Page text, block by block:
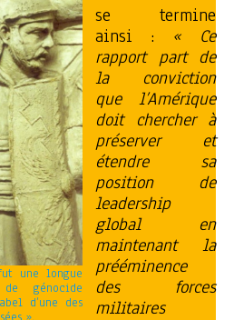
une longue
génocide
d’une des
se termine
ainsi : « Ce
rapport part de
la conviction
que l’Amérique
doit chercher à
préserver et
étendre sa
position de
leadership
global en
maintenant la
prééminence
des forces
militaires